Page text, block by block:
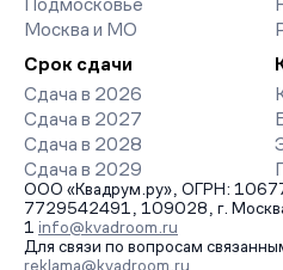
Подмосковье
Москва и МО
Срок сдачи
Сдача в 2026
Сдача в 2027
Сдача в 2028
Сдача в 2029
ООО «Квадрум.ру», ОГРН:
7729542491, 109028, г.
1 info@kvadroom.ru
Для связи по вопросам
reklama@kvadroom.ru